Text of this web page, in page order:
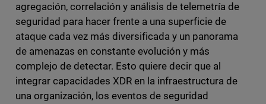
agregación, correlación y análisis de telemetría de
seguridad para hacer frente a una superficie de
ataque cada vez más diversificada y un panorama
de amenazas en constante evolución y más
complejo de detectar. Esto quiere decir que al
integrar capacidades XDR en la infraestructura de
una organización, los eventos de seguridad